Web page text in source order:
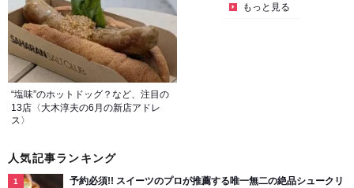
“塩味”のホットドッグ？など、注目の
13店〈大木淳夫の6月の新店アドレ
ス〉
もっと見る
人気記事ランキング
予約必須!! スイーツのプロが推薦する唯一無二の絶品シュークリ